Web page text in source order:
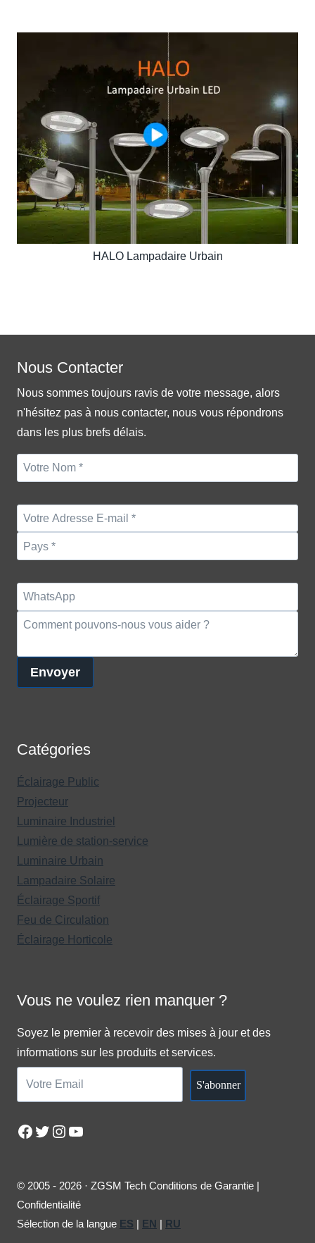
HALO Lampadaire Urbain
Nous Contacter
Nous sommes toujours ravis de votre message, alors
n'hésitez pas à nous contacter, nous vous répondrons
dans les plus brefs délais.
Envoyer
Catégories
Éclairage Public
Projecteur
Luminaire Industriel
Lumière de station-service
Luminaire Urbain
Lampadaire Solaire
Éclairage Sportif
Feu de Circulation
Éclairage Horticole
Vous ne voulez rien manquer ?
Soyez le premier à recevoir des mises à jour et des
informations sur les produits et services.
S'abonner
Facebook
Twitter
Instagram
YouTube
© 2005 - 2026 · ZGSM Tech Conditions de Garantie |
Confidentialité
Sélection de la langue ES | EN | RU